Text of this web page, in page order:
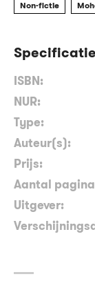
Non-fictie
ISBN:
NUR:
Type:
Auteur(s):
Prijs:
Aantal
Uitgever: